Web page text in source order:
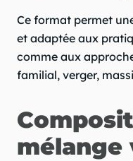
Ce format permet
et adaptée aux
comme aux
familial, verger,
mélange